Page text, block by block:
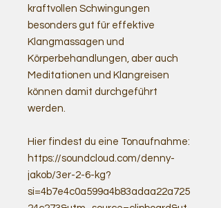
kraftvollen Schwingungen
besonders gut für effektive
Klangmassagen und
Körperbehandlungen, aber auch
Meditationen und Klangreisen
können damit durchgeführt
werden.
Hier findest du eine Tonaufnahme:
https://soundcloud.com/denny-
jakob/3er-2-6-kg?
si=4b7e4c0a599a4b83adaa22a725